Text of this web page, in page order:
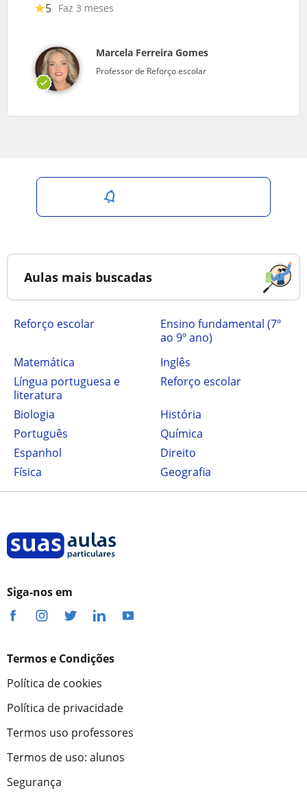
5 Faz 3 meses
Marcela Ferreira Gomes
Professor de Reforço escolar
Aulas mais buscadas
Reforço escolar
ensino fundamental (7º
ao 9º ano)
Matemática
Inglês
Língua portuguesa e
literatura
Reforço escolar
Biologia
História
Português
Química
Espanhol
Direito
Física
Geografia
Siga-nos em
Termos e Condições
Política de cookies
Política de privacidade
Termos uso professores
Termos de uso: alunos
Segurança